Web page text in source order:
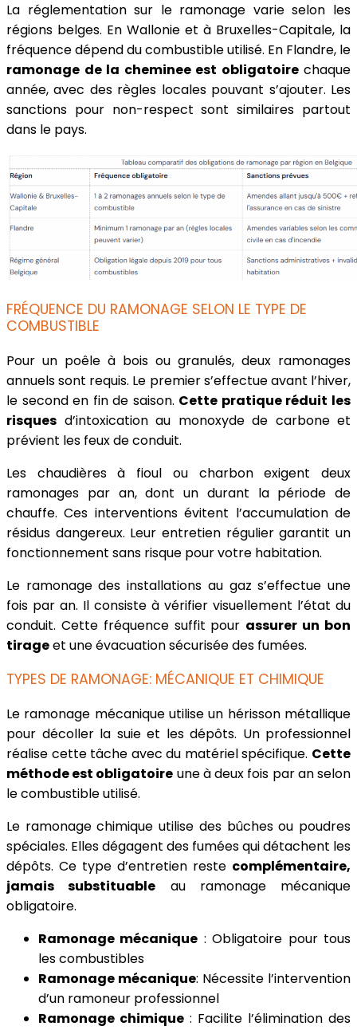
La réglementation sur le ramonage varie selon les
régions belges. En Wallonie et à Bruxelles-Capitale, la
fréquence dépend du combustible utilisé. En Flandre, le
ramonage de la cheminee est obligatoirechaque
année, avec des règles locales pouvant s’ajouter. Les
sanctions pour non-respect sont similaires partout
dans le pays.
FRÉQUENCE DU RAMONAGE SELON LE TYPE DE
COMBUSTIBLE
Pour un poêle à bois ou granulés, deux ramonages
annuels sont requis. Le premier s’effectue avant l’hiver,
le second en fin de saison. Cette pratique réduit les
risques d’intoxication au monoxyde de carbone et
prévient les feux de conduit.
Les chaudières à fioul ou charbon exigent deux
ramonages par an, dont un durant la période de
chauffe. Ces interventions évitent l’accumulation de
résidus dangereux. Leur entretien régulier garantit un
fonctionnement sans risque pour votre habitation.
Le ramonage des installations au gaz s’effectue une
fois par an. Il consiste à vérifier visuellement l’état du
conduit. Cette fréquence suffit pour assurer un bon
tirageet une évacuation sécurisée des fumées.
TYPES DE RAMONAGE: MÉCANIQUE ET CHIMIQUE
Le ramonage mécanique utilise un hérisson métallique
pour décoller la suie et les dépôts. Un professionnel
réalise cette tâche avec du matériel spécifique. Cette
méthode est obligatoire une à deux fois par an selon
le combustible utilisé.
Le ramonage chimique utilise des bûches ou poudres
spéciales. Elles dégagent des fumées qui détachent les
dépôts. Ce type d’entretien reste complémentaire,
jamais substituable au ramonage mécanique
obligatoire.
Ramonage mécanique : Obligatoire pour tous
les combustibles
Ramonage mécanique: Nécessite l’intervention
d’un ramoneur professionnel
Ramonage chimique : Facilite l’élimination des